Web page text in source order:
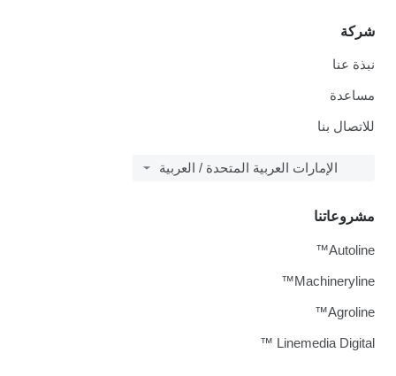
شركة
نبذة عنا
مساعدة
للاتصال بنا
الإمارات العربية المتحدة / العربية
مشروعاتنا
Autoline™
Machineryline™
Agroline™
Linemedia Digital ™